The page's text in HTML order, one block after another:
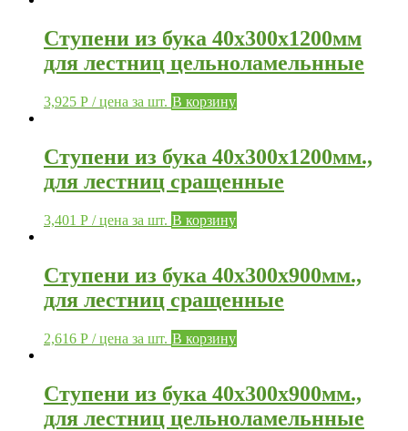
Ступени из бука 40х300х1200мм
для лестниц цельноламельнные
3,925 Р / цена за шт. В корзину
Ступени из бука 40х300х1200мм.,
для лестниц сращенные
3,401 Р / цена за шт. В корзину
Ступени из бука 40х300х900мм.,
для лестниц сращенные
2,616 Р / цена за шт. В корзину
Ступени из бука 40х300х900мм.,
для лестниц цельноламельнные